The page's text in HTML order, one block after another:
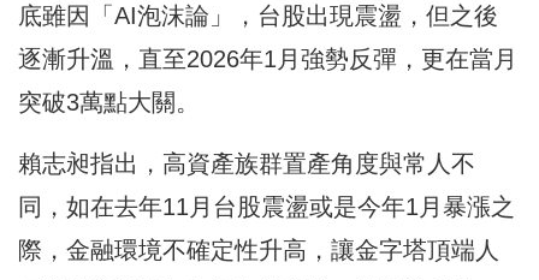
底雖因「AI泡沫論」，台股出現震盪，但之後
逐漸升溫，直至2026年1月強勢反彈，更在當月
突破3萬點大關。
賴志昶指出，高資產族群置產角度與常人不
同，如在去年11月台股震盪或是今年1月暴漲之
際，金融環境不確定性升高，讓金字塔頂端人